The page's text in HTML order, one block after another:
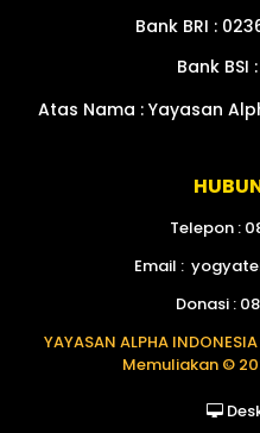
Bank BRI :
Bank BSI
Atas Nama : Yayasan
Telepon :
Email :
Donasi :
YAYASAN ALPHA
Memuliakan ©